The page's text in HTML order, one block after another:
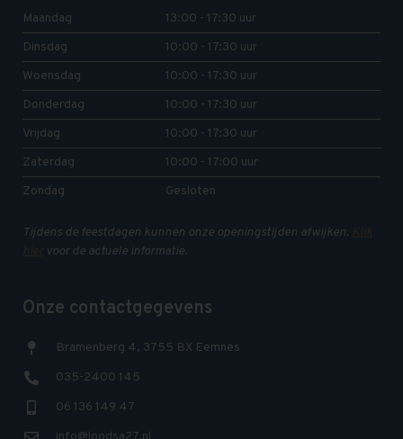
Maandag
13:00 - 17:30 uur
Dinsdag
10:00 - 17:30 uur
Woensdag
10:00 - 17:30 uur
Donderdag
10:00 - 17:30 uur
Vrijdag
10:00 - 17:30 uur
Zaterdag
10:00 - 17:00 uur
Zondag
Gesloten
Tijdens de feestdagen kunnen onze openingstijden afwijken. Klik
hiervoor de actuele informatie.
Onze contactgegevens
Bramenberg 4, 3755 BX Eemnes
035-2400 145
06 136 149 47